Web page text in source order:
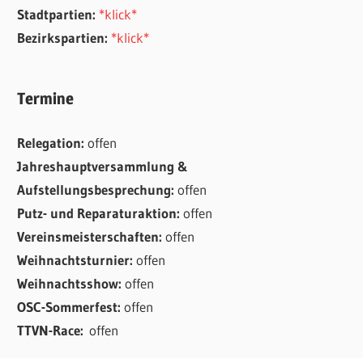
Stadtpartien: *klick*
Bezirkspartien: *klick*
Termine
Relegation:offen
Jahreshauptversammlung &
Aufstellungsbesprechung:offen
Putz- und Reparaturaktion:offen
Vereinsmeisterschaften:offen
Weihnachtsturnier:offen
Weihnachtsshow:offen
OSC-Sommerfest:offen
TTVN-Race:offen